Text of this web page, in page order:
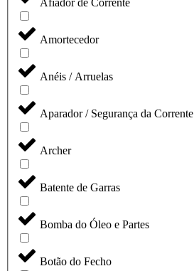
Amortecedor
Anéis / Arruelas
Aparador / Segurança da Corrente
Archer
Batente de Garras
Bomba do Óleo e Partes
Botão do Fecho